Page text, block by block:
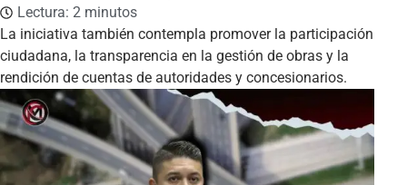
Lectura: 2 minutos
La iniciativa también contempla promover la participación
ciudadana, la transparencia en la gestión de obras y la
rendición de cuentas de autoridades y concesionarios.